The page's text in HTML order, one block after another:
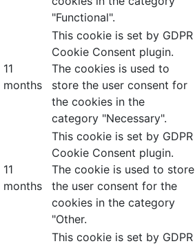
"Functional".
11
months
This cookie is set by GDPR
Cookie Consent plugin.
The cookies is used to
store the user consent for
the cookies in the
category "Necessary".
11
months
This cookie is set by GDPR
Cookie Consent plugin.
The cookie is used to store
the user consent for the
cookies in the category
"Other.
This cookie is set by GDPR